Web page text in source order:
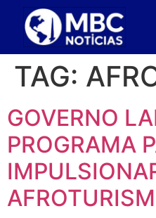
TAG:
GOVERNO
PROGRAMA